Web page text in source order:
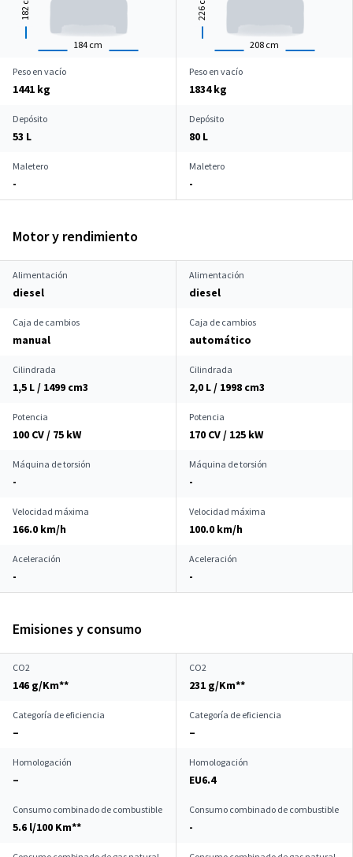
184 cm
182
208 cm
226
Peso en vacío
1441 kg
Peso en vacío
1834 kg
Depósito
53 L
Depósito
80 L
Maletero
-
Maletero
-
Motor y rendimiento
Alimentación
diesel
Alimentación
diesel
Caja de cambios
manual
Caja de cambios
automático
Cilindrada
1,5 L / 1499 cm3
Cilindrada
2,0 L / 1998 cm3
Potencia
100 CV / 75 kW
Potencia
170 CV / 125 kW
Máquina de torsión
-
Máquina de torsión
-
Velocidad máxima
166.0 km/h
Velocidad máxima
100.0 km/h
Aceleración
-
Aceleración
-
Emisiones y consumo
CO2
146 g/Km**
CO2
231 g/Km**
Categoría de eficiencia
–
Categoría de eficiencia
–
Homologación
–
Homologación
EU6.4
Consumo combinado de combustible
5.6 l/100 Km**
Consumo combinado de combustible
-